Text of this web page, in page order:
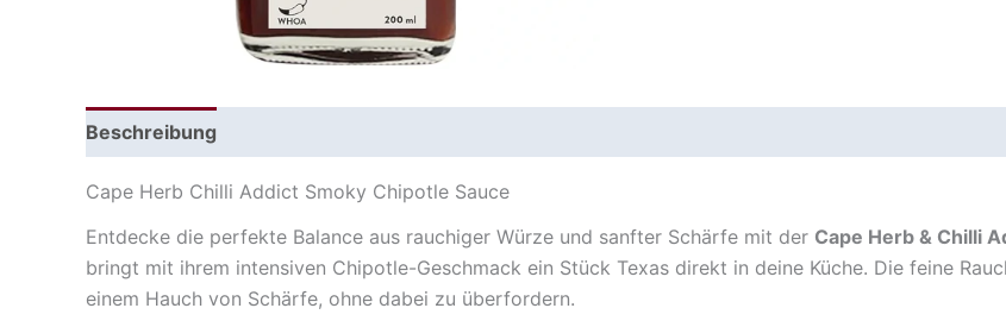
Beschreibung
Cape Herb Chilli Addict Smoky Chipotle Sauce
Entdecke die perfekte Balance aus rauchiger Würze und sanfter Schärfe mit der Cape Herb & Chilli
bringt mit ihrem intensiven Chipotle-Geschmack ein Stück Texas direkt in deine Küche. Die feine
einem Hauch von Schärfe, ohne dabei zu überfordern.